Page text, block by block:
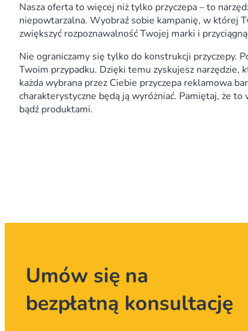
Nasza oferta to więcej niż tylko przyczepa – to
niepowtarzalna. Wyobraź sobie kampanię, w której
zwiększyć rozpoznawalność Twojej marki i
Nie ograniczamy się tylko do konstrukcji przyczepy.
Twoim przypadku. Dzięki temu zyskujesz narzędzie,
każda wybrana przez Ciebie przyczepa reklamowa
charakterystyczne będą ją wyróżniać. Pamiętaj, że
bądź produktami.
Umów się na
bezpłatną konsultację